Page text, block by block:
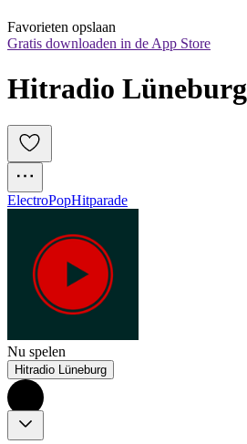
Favorieten opslaan
Gratis downloaden in de App Store
Hitradio Lüneburg
ElectroPopHitparade
Nu spelen
Hitradio Lüneburg